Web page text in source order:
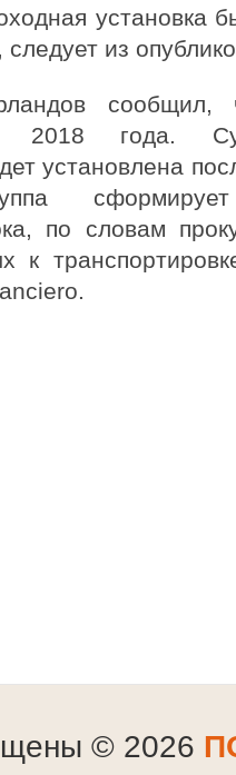
установка
из
сообщил,
2018 года.
установлена
по словам
к
© 2026